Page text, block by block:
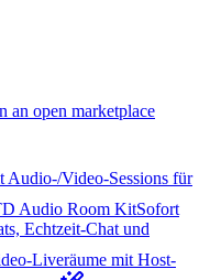
an open marketplace
Audio-/Video-Sessions für
Audio Room KitSofort
Echtzeit-Chat und
Liveräume mit Host-